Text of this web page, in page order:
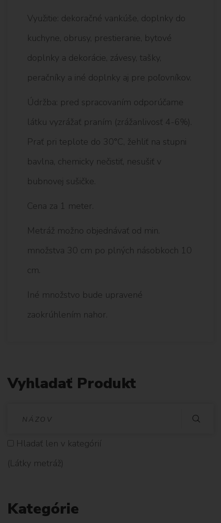
Využitie: dekoračné vankúše, doplnky do
kuchyne, obrusy, prestieranie, bytové
doplnky a dekorácie, závesy, tašky,
peračníky a iné doplnky aj pre poľovníkov.
Údržba: pred spracovaním odporúčame
látku vyzrážať praním (zrážanlivosť 4-6%).
Prať pri teplote do 30°C, žehliť na stupni
bavlna, chemicky nečistiť, nesušiť v
bubnovej sušičke.
Cena za 1 meter.
Metráž možno objednávať od min.
množstva 30 cm po plných násobkoch 10
cm.
Iné množstvo bude upravené
zaokrúhlením nahor.
Vyhladať Produkt
D
Hladať len v kategórií
(Látky metráž)
Kategórie